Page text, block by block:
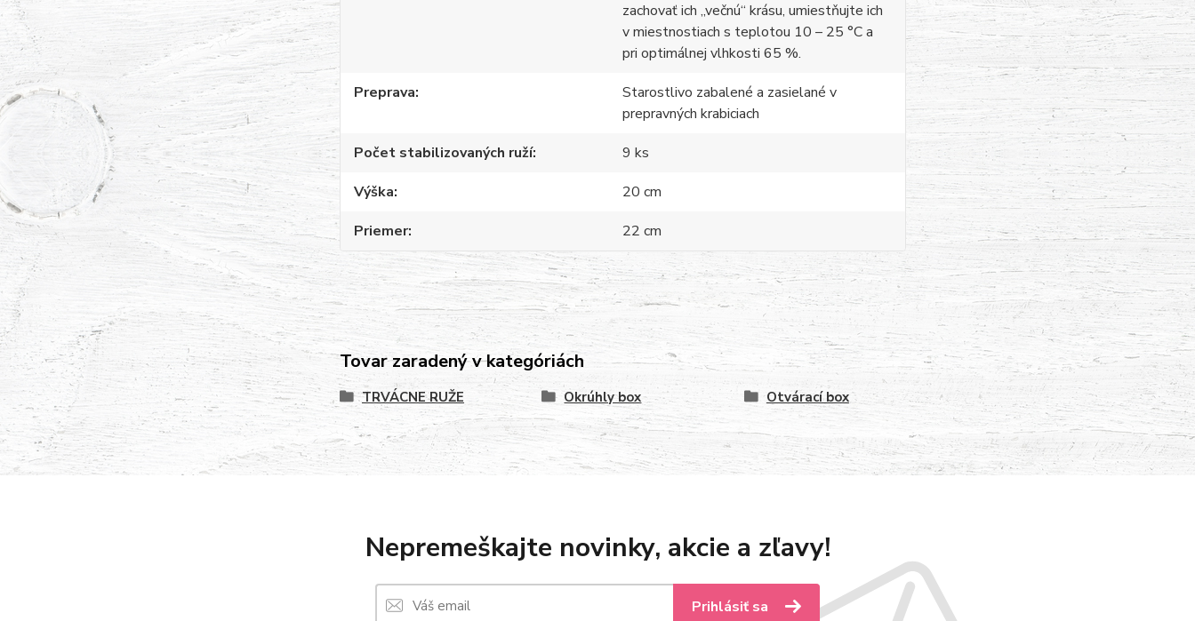
zachovať ich „večnú“ krásu, umiestňujte ich
v miestnostiach s teplotou 10 – 25 °C a
pri optimálnej vlhkosti 65 %.
Preprava
Starostlivo zabalené a zasielané v
prepravných krabiciach
Počet stabilizovaných ruží
9 ks
Výška
20 cm
Priemer
22 cm
Tovar zaradený v kategóriách
TRVÁCNE RUŽE Okrúhly box Otvárací box
Nepremeškajte novinky, akcie a zľavy!
Prihlásiť sa